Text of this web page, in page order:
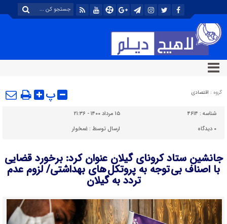
گروه : اقتصادی پ
شناسه : ۴۶۱۴
۱۵ مرداد ۱۴۰۰ - ۲۱:۳۶
۰ دیدگاه ارسال توسط :غمخوار
جانشین ستاد کرونای گیلان عنوان کرد: برخورد قضایی
با اصناف بی توجه به پروتکل های بهداشتی/ لزوم عدم
تردد به گیلان